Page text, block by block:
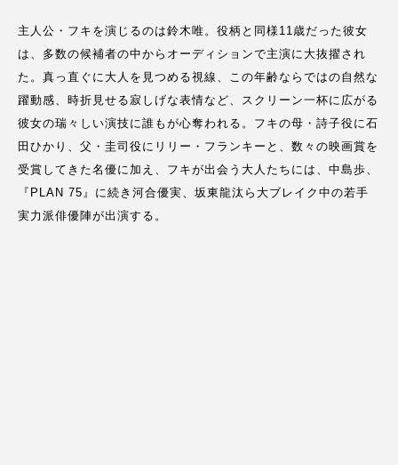
主人公・フキを演じるのは鈴木唯。役柄と同様11歳だった彼女
は、多数の候補者の中からオーディションで主演に大抜擢され
た。真っ直ぐに大人を見つめる視線、この年齢ならではの自然な
躍動感、時折見せる寂しげな表情など、スクリーン一杯に広がる
彼女の瑞々しい演技に誰もが心奪われる。フキの母・詩子役に石
田ひかり、父・圭司役にリリー・フランキーと、数々の映画賞を
受賞してきた名優に加え、フキが出会う大人たちには、中島歩、
『PLAN 75』に続き河合優実、坂東龍汰ら大ブレイク中の若手
実力派俳優陣が出演する。